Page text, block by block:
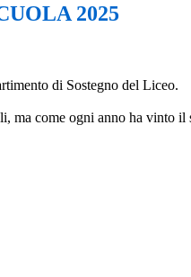
2025
di Sostegno del Liceo.
ma come ogni anno ha vinto il